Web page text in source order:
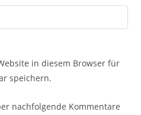
in diesem Browser für
speichern.
nachfolgende Kommentare